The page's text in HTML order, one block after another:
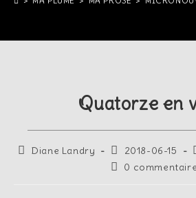
Quatorze en
Diane Landry 2018-06-15
0 commentaire